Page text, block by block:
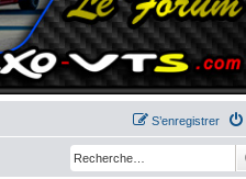
S’enregistrer